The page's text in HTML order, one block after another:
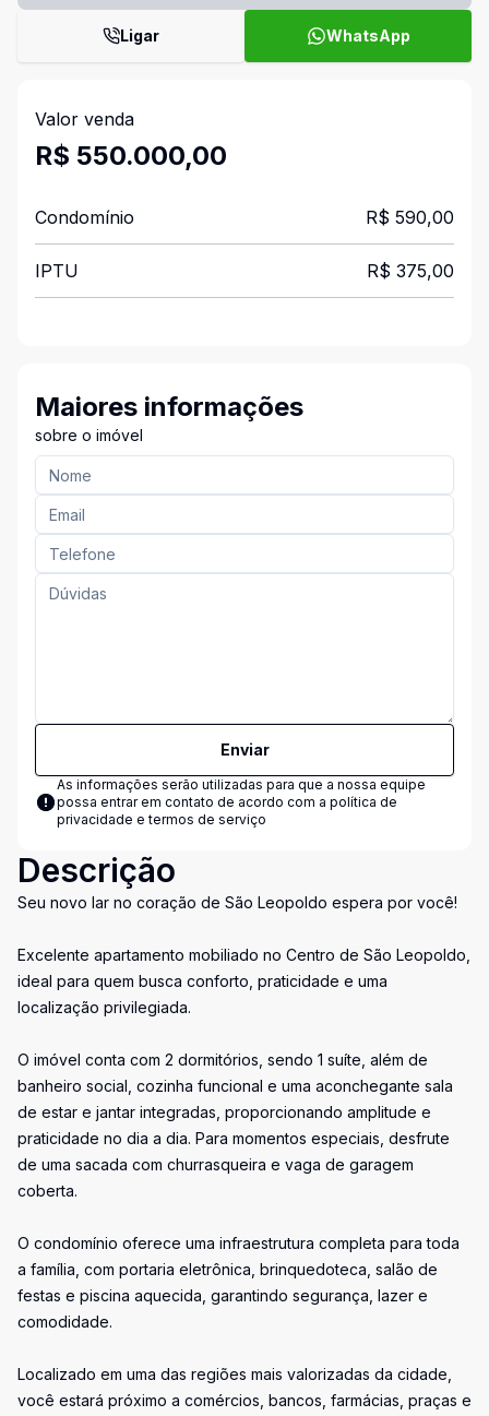
Ligar WhatsApp
Valor venda
R$ 550.000,00
Condomínio R$ 590,00
IPTU R$ 375,00
Maiores informações
sobre o imóvel
Enviar
As informações serão utilizadas para que a nossa equipe
possa entrar em contato de acordo com a política de
privacidade e termos de serviço
Descrição
Seu novo lar no coração de São Leopoldo espera por você!
Excelente apartamento mobiliado no Centro de São Leopoldo,
ideal para quem busca conforto, praticidade e uma
localização privilegiada.
O imóvel conta com 2 dormitórios, sendo 1 suíte, além de
banheiro social, cozinha funcional e uma aconchegante sala
de estar e jantar integradas, proporcionando amplitude e
praticidade no dia a dia. Para momentos especiais, desfrute
de uma sacada com churrasqueira e vaga de garagem
coberta.
O condomínio oferece uma infraestrutura completa para toda
a família, com portaria eletrônica, brinquedoteca, salão de
festas e piscina aquecida, garantindo segurança, lazer e
comodidade.
Localizado em uma das regiões mais valorizadas da cidade,
você estará próximo a comércios, bancos, farmácias, praças e